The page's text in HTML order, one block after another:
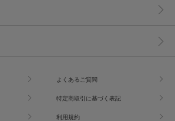
よくあるご質問
特定商取引に基づく表記
利用規約